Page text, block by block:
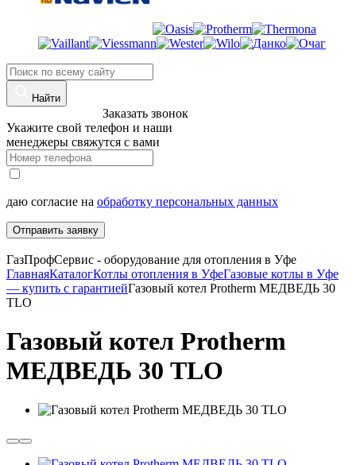
Найти
Заказать звонок
Укажите свой телефон и наши
менеджеры свяжутся с вами
даю согласие на обработку персональных данных
Отправить заявку
ГазПрофСервис - оборудование для отопления в Уфе
ГлавнаяКаталогКотлы отопления в УфеГазовые котлы в Уфе
— купить с гарантиейГазовый котел Protherm МЕДВЕДЬ 30
TLO
Газовый котел Protherm
МЕДВЕДЬ 30 TLO